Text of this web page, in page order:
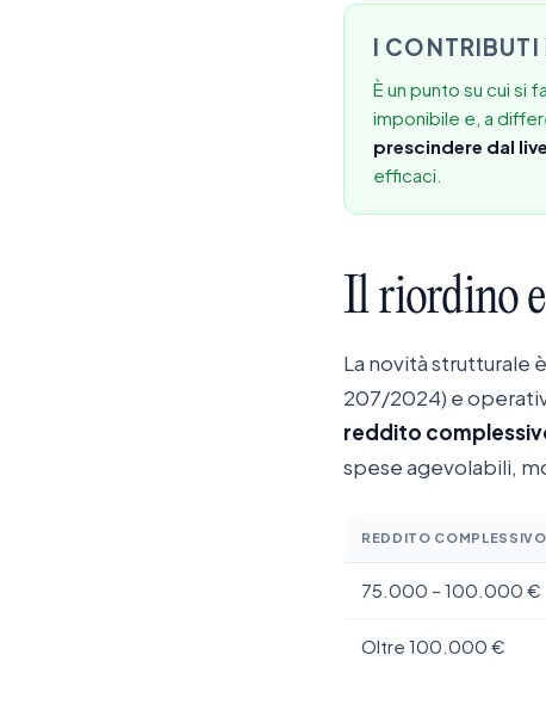
I
È un punto su cui si
imponibile e, a
prescindere dal
efficaci.
Ilriordinoe
La novità strutturale
207/2024) e
reddito
spese agevolabili,
REDDITO COMPLESSIVO
75.000 – 100.000 €
Oltre 100.000 €